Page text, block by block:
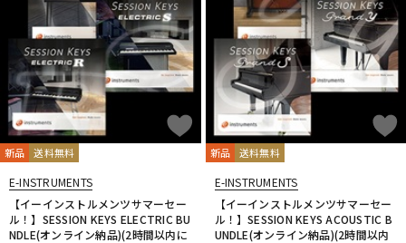
新品 送料無料
E-INSTRUMENTS
【イーインストルメンツサマーセー
ル！】SESSION KEYS ELECTRIC BU
NDLE(オンライン納品)(2時間以内に
新品 送料無料
E-INSTRUMENTS
【イーインストルメンツサマーセー
ル！】SESSION KEYS ACOUSTIC B
UNDLE(オンライン納品)(2時間以内